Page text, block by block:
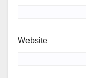
Website